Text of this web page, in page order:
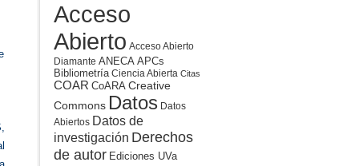
Acceso
Abierto Acceso Abierto
Diamante ANECA APCs
Bibliometría Ciencia Abierta Citas
COAR CoARA Creative
Commons Datos Datos
Abiertos Datos de
investigación Derechos
de autor Ediciones UVa